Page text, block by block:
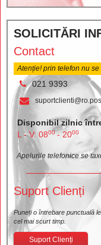
SOLICITĂRI
Contact
Atenție! prin telefon nu
021 9393
Disponibil zilnic
L - V: 0800- 2000
Apelurile telefonice se
Suport Clienți
Puneți o întrebare punctuală
cel mai scurt timp.
Suport Clienți